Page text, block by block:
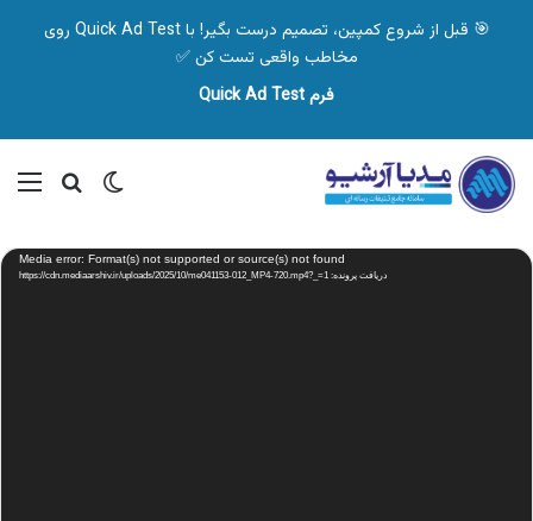
🎯 قبل از شروع کمپین، تصمیم درست بگیر! با Quick Ad Test روی
مخاطب واقعی تست کن ✅
فرم Quick Ad Test
تغییر پوسته
نمایشگر
ویدیو Media error: Format(s) not supported or source(s) not found
دریافت پرونده: https://cdn.mediaarshiv.ir/uploads/2025/10/me041153-012_MP4-720.mp4?_=1